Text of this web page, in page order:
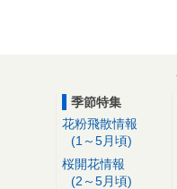
季節特集
花粉飛散情報
(1～5月頃)
桜開花情報
(2～5月頃)